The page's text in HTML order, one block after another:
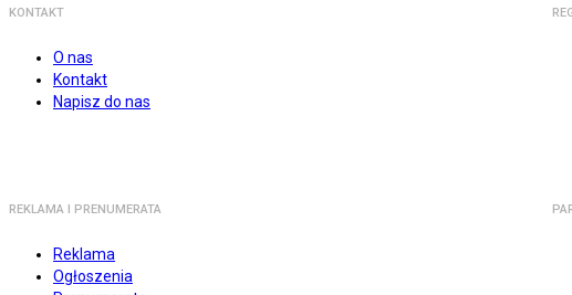
KONTAKT
O nas
Kontakt
Napisz do nas
REKLAMA I PRENUMERATA
Reklama
Ogłoszenia